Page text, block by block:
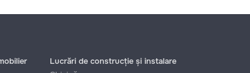
Lucrări de construcție și instalare